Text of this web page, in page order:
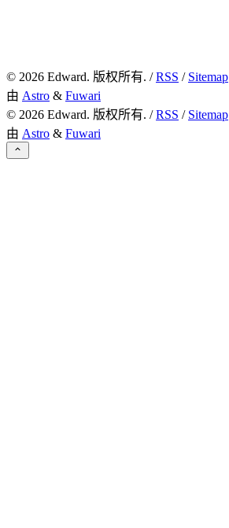
© 2026 Edward. 版权所有. /RSS / Sitemap
由 Astro & Fuwari
© 2026 Edward. 版权所有. /RSS / Sitemap
由 Astro & Fuwari